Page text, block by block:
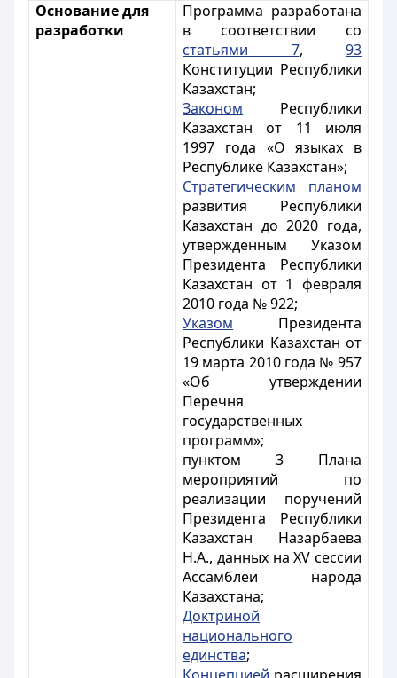
Основание для
разработки
Программа разработана
в соответствии со
статьями 7, 93
Конституции Республики
Казахстан;
Законом Республики
Казахстан от 11 июля
1997 года «О языках в
Республике Казахстан»;
Стратегическим планом
развития Республики
Казахстан до 2020 года,
утвержденным Указом
Президента Республики
Казахстан от 1 февраля
2010 года № 922;
Указом Президента
Республики Казахстан от
19 марта 2010 года № 957
«Об утверждении
Перечня
государственных
программ»;
пунктом 3 Плана
мероприятий по
реализации поручений
Президента Республики
Казахстан Назарбаева
Н.А., данных на XV сессии
Ассамблеи народа
Казахстана;
Доктриной
национального
единства;